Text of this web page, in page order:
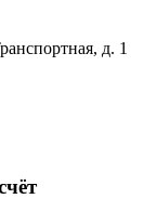
д. 1